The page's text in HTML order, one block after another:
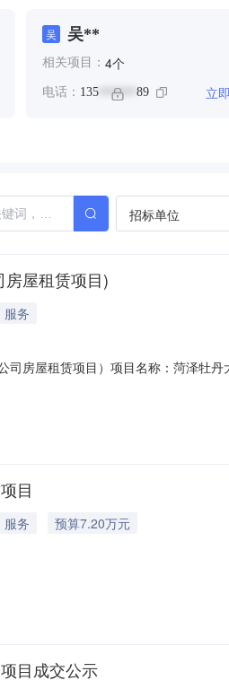
吴 吴**
相关项目： 4个
电话： 135****** 89 立
招标单位
屋租赁项目)
服务
司房屋租赁项目）项目名称：菏泽牡
目
服务
预算7.20万元
目成交公示